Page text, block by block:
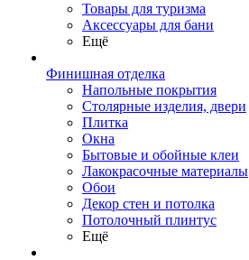
Товары для туризма
Аксессуары для бани
Ещё
Финишная отделка
Напольные покрытия
Столярные изделия, двери
Плитка
Окна
Бытовые и обойные клеи
Лакокрасочные материалы
Обои
Декор стен и потолка
Потолочный плинтус
Ещё